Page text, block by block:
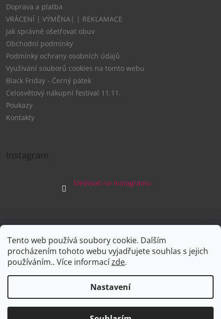
Tento web používá soubory cookie. Dalším
procházením tohoto webu vyjadřujete souhlas s jejich
používáním.. Více informacízde.
Nastavení
Doprava a platba
VRÁCENÍ | VÝMĚNA| | REKLAMACE
Jak správně ošetřovat obuv
Obchodní podmínky
Podmínky ochrany osobních údajů
Využívání souborů cookies na tomto webu
Black Friday - Černý pátek
Celosvětový nákupní festival 11.11.
Poukazy
Kontakty
Instagram
Sledovat na Instagramu
Facebook
Vytvořil Shoptet